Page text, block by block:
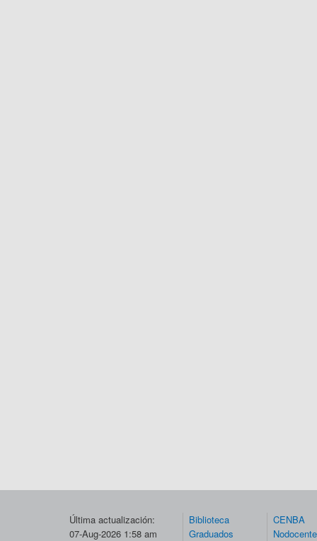
Última actualización:
07-Aug-2026 1:58 am
Biblioteca
Graduados
CENBA